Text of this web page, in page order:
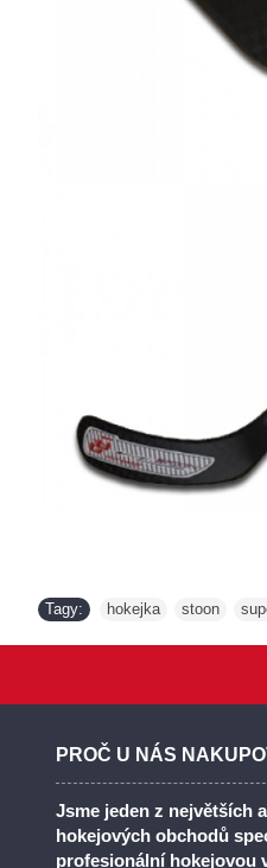
Tagy: hokejka stoon
PROČ U NÁS
Jsme jeden z největších
hokejových obchodů
profesionální hokejovou